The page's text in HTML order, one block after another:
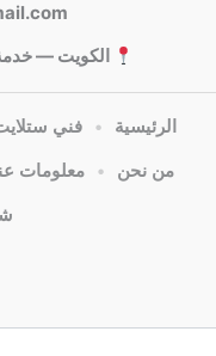
الكويت — خدمة
الرئيسية • فني
من نحن • معلومات